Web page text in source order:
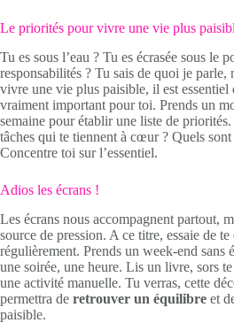
Le priorités pour vivre une vie plus
Tu es sous l’eau ? Tu es écrasée sous le
responsabilités ? Tu sais de quoi je parle,
vivre une vie plus paisible, il est essentiel
vraiment important pour toi. Prends un
semaine pour établir une liste de
tâches qui te tiennent à cœur ? Quels
Concentre toi sur l’essentiel.
Adios les écrans !
Les écrans nous accompagnent partout,
source de pression. A ce titre, essaie de te
régulièrement. Prends un week-end sans
une soirée, une heure. Lis un livre, sors
une activité manuelle. Tu verras, cette
permettra de retrouver un équilibre et
paisible.